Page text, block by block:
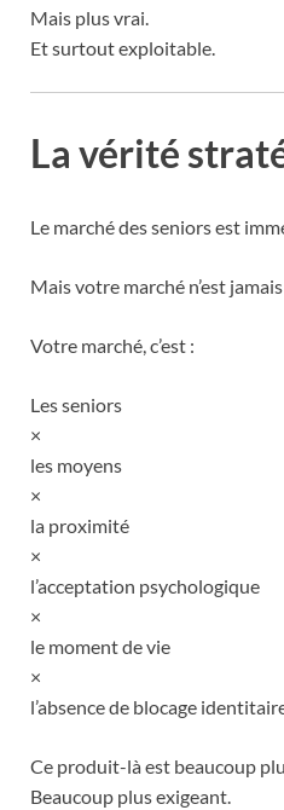
Mais plus vrai.
Et surtout exploitable.
La vérité
Le marché des seniors est
Mais votre marché n’est jamais
Votre marché, c’est :
Les seniors
×
les moyens
×
la proximité
×
l’acceptation psychologique
×
le moment de vie
×
l’absence de blocage
Ce produit-là est beaucoup
Beaucoup plus exigeant.